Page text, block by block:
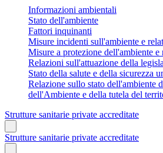
Informazioni ambientali
Stato dell'ambiente
Fattori inquinanti
Misure incidenti sull'ambiente e
Misure a protezione dell'ambiente
Relazioni sull'attuazione della
Stato della salute e della sicurezza
Relazione sullo stato dell'ambiente
dell'Ambiente e della tutela del
Strutture sanitarie private accreditate
Strutture sanitarie private accreditate